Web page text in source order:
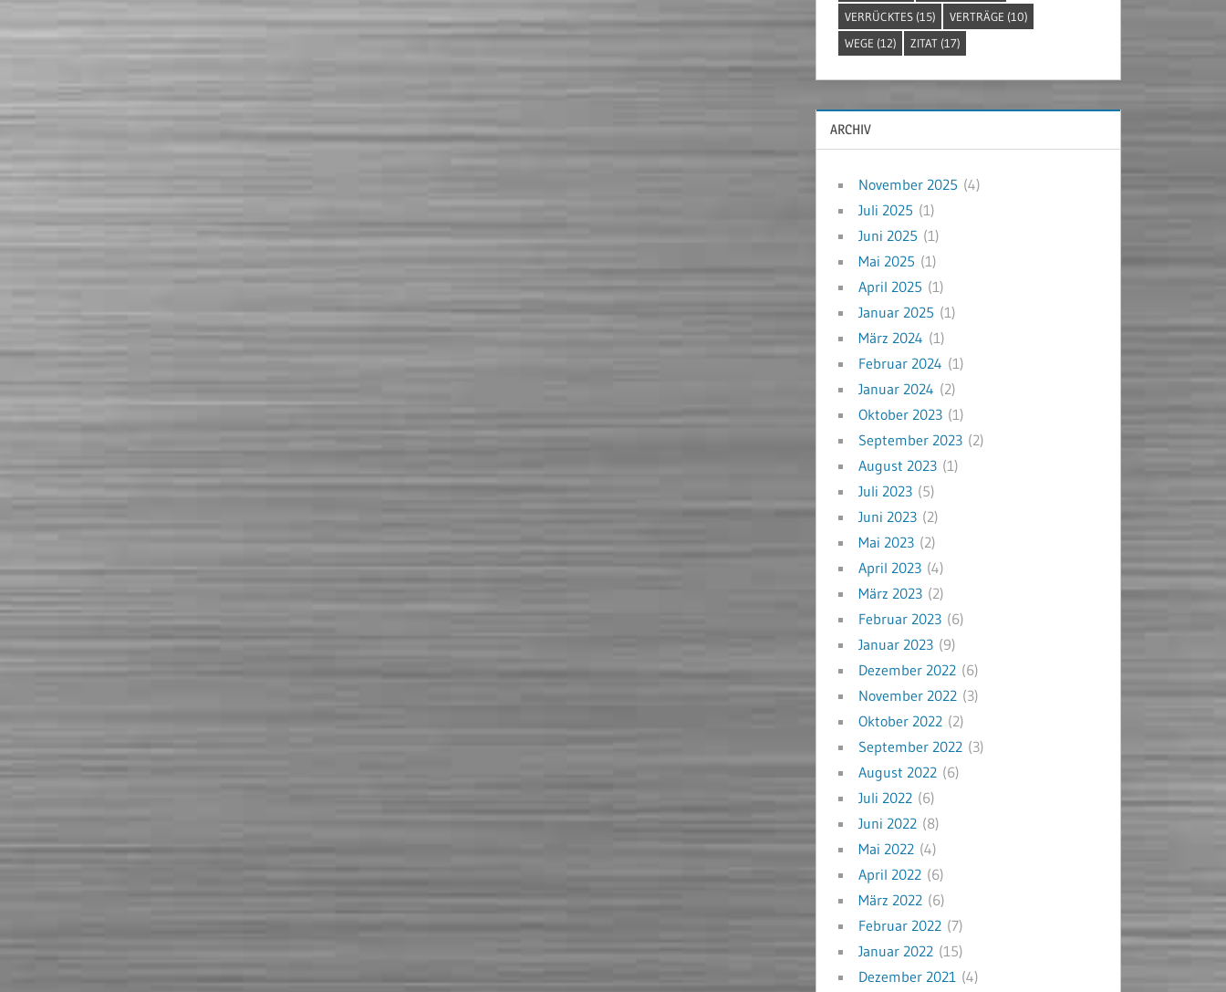
VERRÜCKTES(15) VERTRÄGE (10)
WEGE (12) ZITAT(17)
ARCHIV
November 2025 (4)
Juli 2025 (1)
Juni 2025 (1)
Mai 2025 (1)
April 2025 (1)
Januar 2025 (1)
März 2024 (1)
Februar 2024 (1)
Januar 2024 (2)
Oktober 2023 (1)
September 2023 (2)
August 2023 (1)
Juli 2023 (5)
Juni 2023 (2)
Mai 2023 (2)
April 2023 (4)
März 2023 (2)
Februar 2023 (6)
Januar 2023 (9)
Dezember 2022 (6)
November 2022 (3)
Oktober 2022 (2)
September 2022 (3)
August 2022 (6)
Juli 2022 (6)
Juni 2022 (8)
Mai 2022 (4)
April 2022 (6)
März 2022 (6)
Februar 2022 (7)
Januar 2022 (15)
Dezember 2021 (4)